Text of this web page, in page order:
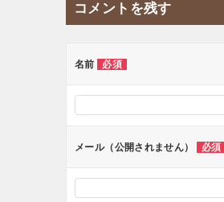
ビ
ー
コメントを残す
名前 必須
メール（公開されません） 必須